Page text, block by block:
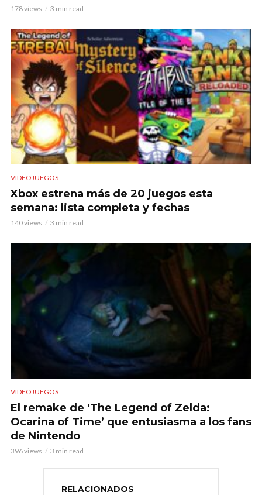
178 views 3 min read
VIDEOJUEGOS
Xbox estrena más de 20 juegos esta
semana: lista completa y fechas
140 views 3 min read
VIDEOJUEGOS
El remake de ‘The Legend of Zelda:
Ocarina of Time’ que entusiasma a los fans
de Nintendo
396 views 3 min read
RELACIONADOS